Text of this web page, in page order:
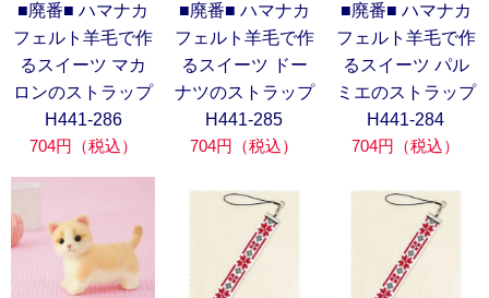
■廃番■ ハマナカ
フェルト羊毛で作
るスイーツ マカ
ロンのストラップ
H441-286
704円（税込）
■廃番■ ハマナカ
フェルト羊毛で作
るスイーツ ドー
ナツのストラップ
H441-285
704円（税込）
■廃番■ ハマナカ
フェルト羊毛で作
るスイーツ パル
ミエのストラップ
H441-284
704円（税込）